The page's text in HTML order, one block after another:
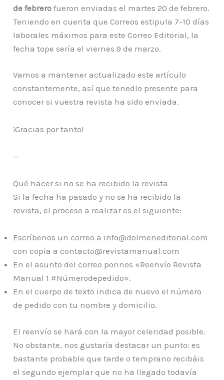
de febrero fueron enviadas el martes 20 de febrero.
Teniendo en cuenta que Correos estipula 7-10 días
laborales máximos para este Correo Editorial, la
fecha tope sería el viernes 9 de marzo.
Vamos a mantener actualizado este artículo
constantemente, así que tenedlo presente para
conocer si vuestra revista ha sido enviada.
¡Gracias por tanto!
—
Qué hacer si no se ha recibido la revista
Si la fecha ha pasado y no se ha recibido la
revista, el proceso a realizar es el siguiente:
Escríbenos un correo a info@dolmeneditorial.com
con copia a contacto@revistamanual.com
En el asunto del correo ponnos «Reenvío Revista
Manual 1 #Númerodepedido».
En el cuerpo de texto indica de nuevo el número
de pedido con tu nombre y domicilio.
El reenvío se hará con la mayor celeridad posible.
No obstante, nos gustaría destacar un punto: es
bastante probable que tarde o temprano recibáis
el segundo ejemplar que no ha llegado todavía